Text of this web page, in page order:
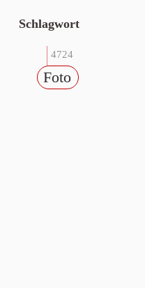
Schlagwort
4724
Foto